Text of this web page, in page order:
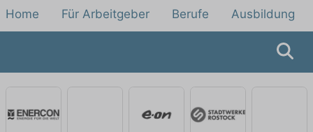
Home Für Arbeitgeber Berufe Ausbildung